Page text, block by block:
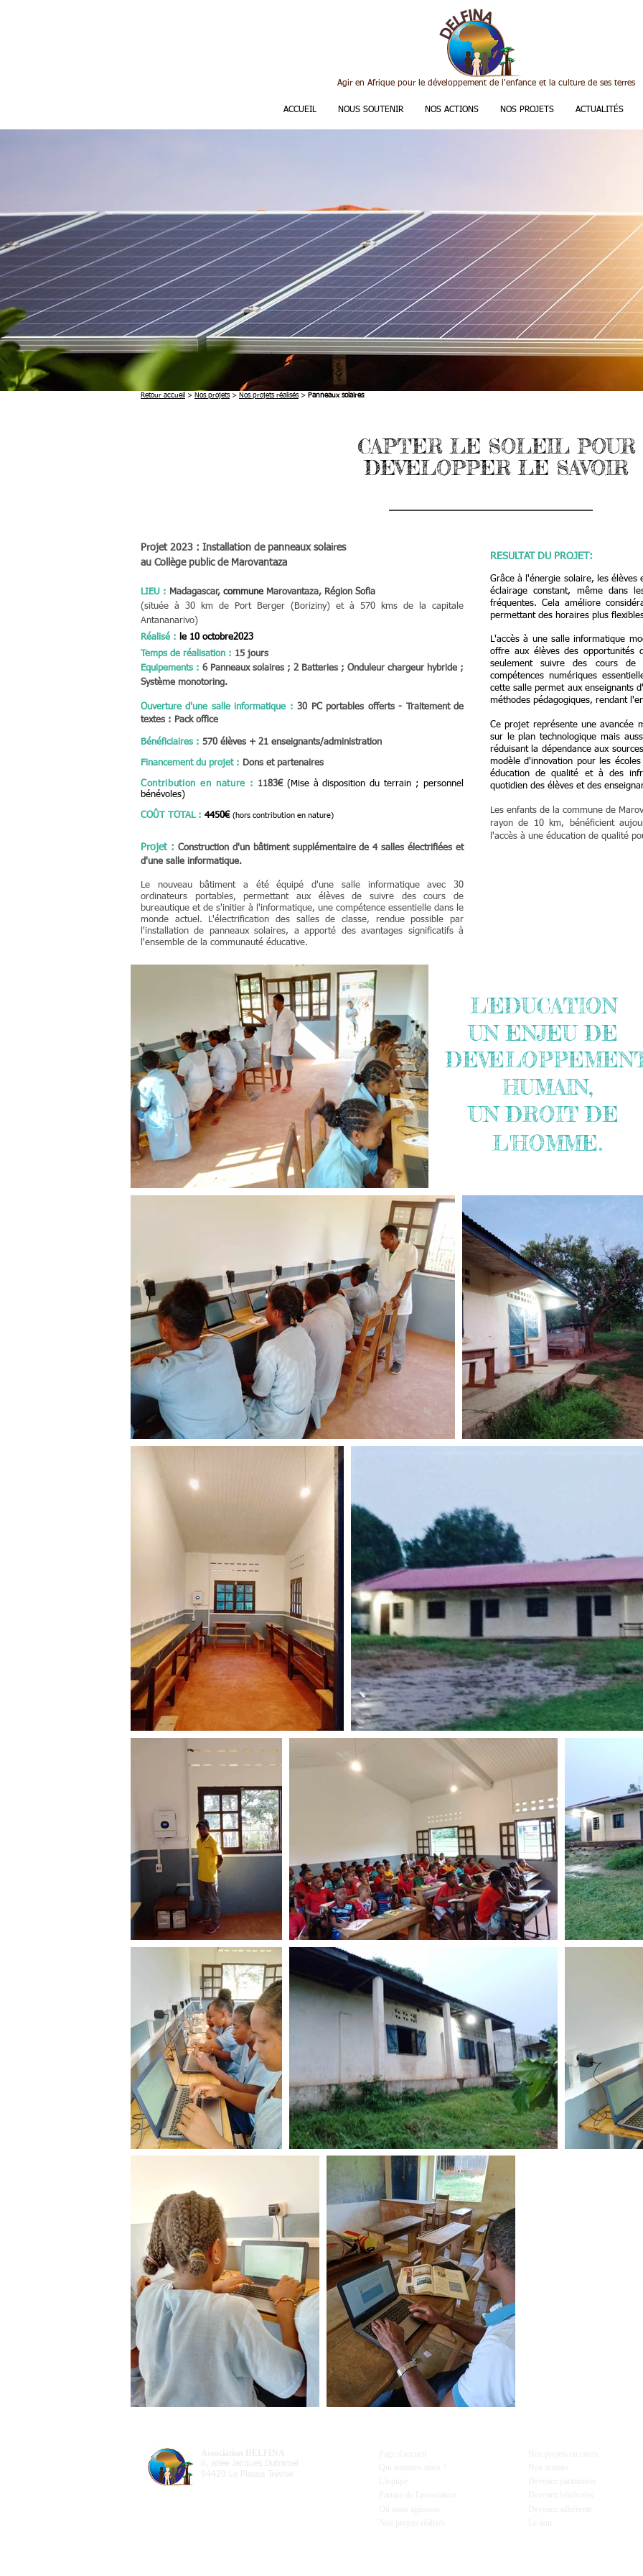
Agir en Afrique pour le développement de l'enfance et la culture de ses terres
ACCUEIL NOUS SOUTENIR NOS ACTIONS NOS PROJETS ACTUALITÉS
Retour accueil > Nos projets> Nos projets réalisés> Panneaux solaires
CAPTER LE SOLEIL POUR
DEVELOPPER LE SAVOIR
L'EDUCATION
UN ENJEU DE
HUMAIN,
UN DROIT DE
L'HOMME.
Projet 2023 : Installation de panneaux solaires
au Collège public de Marovantaza
LIEU : Madagascar, commune Marovantaza, Région Sofia
(située à 30 km de Port Berger (Boriziny) et à 570 kms de la capitale
Antananarivo)
Réalisé : le 10 octobre2023
Temps de réalisation : 15 jours
Equipements : 6 Panneaux solaires ; 2 Batteries ; Onduleur chargeur hybride ;
Système monotoring.
Ouverture d'une salle informatique : 30 PC portables offerts - Traitement de
textes : Pack office
Bénéficiaires : 570 élèves + 21 enseignants/administration
Financement du projet : Dons et partenaires
Contribution en nature : 1183€ (Mise à disposition du terrain ; personnel
bénévoles)
COÛT TOTAL : 4450€ (hors contribution en nature)
Projet: Construction d'un bâtiment supplémentaire de 4 salles électrifiées et
d'une salle informatique.
Le nouveau bâtiment a été équipé d'une salle informatique avec 30
ordinateurs portables, permettant aux élèves de suivre des cours de
bureautique et de s'initier à l'informatique, une compétence essentielle dans le
monde actuel. L'électrification des salles de classe, rendue possible par
l'installation de panneaux solaires, a apporté des avantages significatifs à
l'ensemble de la communauté éducative.
RESULTAT DU PROJET :
Grâce à l'énergie solaire, les élèves
éclairage constant, même dans
fréquentes. Cela améliore
permettant des horaires plus
L'accès à une salle informatique
offre aux élèves des opportunités
seulement suivre des cours de
compétences numériques
cette salle permet aux enseignants
méthodes pédagogiques, rendant
Ce projet représente une avancée
sur le plan technologique mais
réduisant la dépendance aux
modèle d'innovation pour les
éducation de qualité et à des
quotidien des élèves et des
Les enfants de la commune de
rayon de 10 km, bénéficient
l'accès à une éducation de qualité